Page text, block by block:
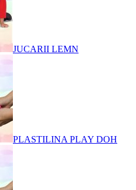
JUCARII LEMN
PLASTILINA PLAY DOH